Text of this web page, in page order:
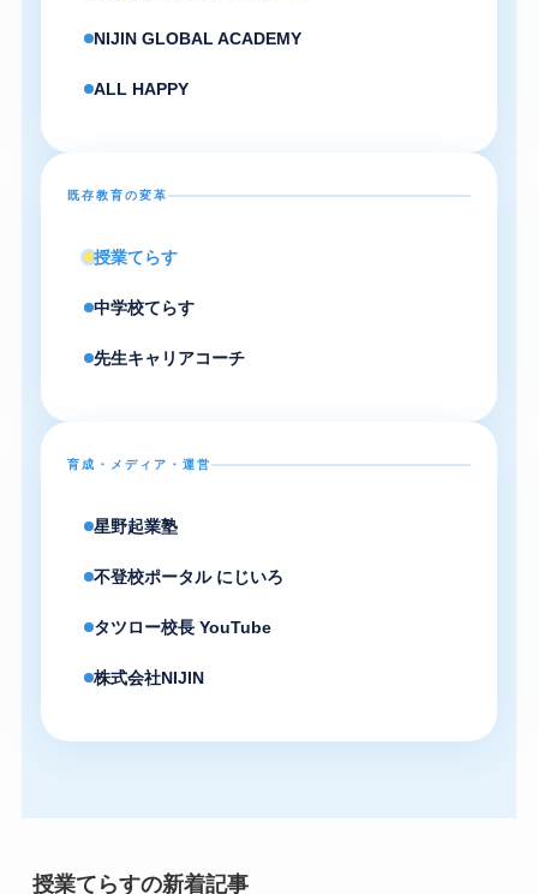
NIJIN GLOBAL ACADEMY
ALL HAPPY
既存教育の変革
授業てらす
中学校てらす
先生キャリアコーチ
育成・メディア・運営
星野起業塾
不登校ポータル にじいろ
タツロー校長 YouTube
株式会社NIJIN
授業てらすの新着記事